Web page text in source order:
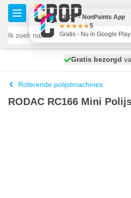
Ga naar de inhoud
Gratis bezorgd
100 dagen
Roterende polijstmachines
RODAC RC166 Mini
CROP - NonPaints App
5
Gratis - Nu in Google Play